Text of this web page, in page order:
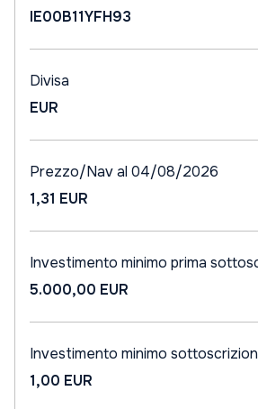
IE00B11YFH93
Divisa
EUR
Prezzo/Nav al 04/08/2026
1,31 EUR
Investimento minimo prima
5.000,00 EUR
Investimento minimo
1,00 EUR